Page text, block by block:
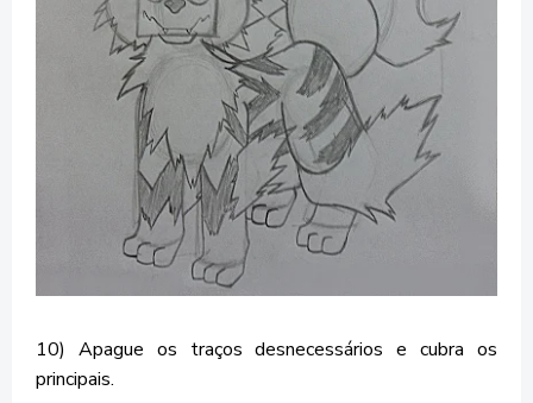
10) Apague os traços desnecessários e cubra os
principais.